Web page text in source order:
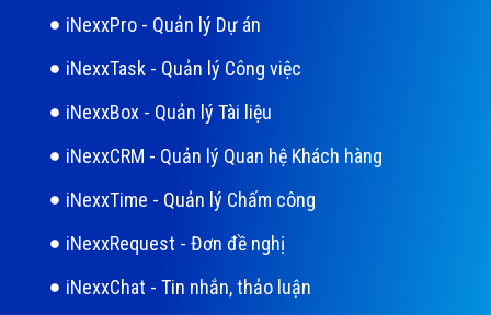
iNexxPro - Quản lý Dự án
iNexxTask - Quản lý Công việc
iNexxBox - Quản lý Tài liệu
iNexxCRM - Quản lý Quan hệ Khách hàng
iNexxTime - Quản lý Chấm công
iNexxRequest - Đơn đề nghị
iNexxChat - Tin nhắn, thảo luận